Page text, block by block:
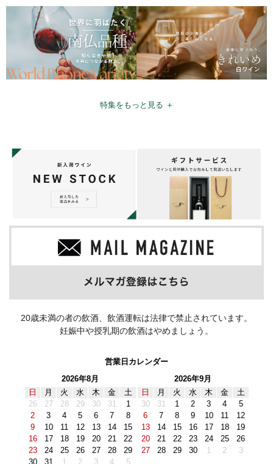
特集をもっと見る ＋
20歳未満の者の飲酒、飲酒運転は法律で禁止されています。
妊娠中や授乳期の飲酒はやめましょう。
営業日カレンダー
2026年8月
日
月 火 水 木 金
土
26
27 28 29 30 31
1
2
3 4 5 6 7
8
9
10 11 12 13 14
15
16
17 18 19 20 21
22
23
24 25 26 27 28
29
30
31 1 2 3 4 5
2026年9月
日
月 火 水 木 金
土
30
31 1 2 3 4
5
6
7 8 9 10 11
12
13
14 15 16 17 18
19
20
21 22 23 24 25
26
27
28 29 30 1 2 3